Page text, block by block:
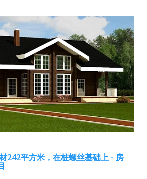
242平方米，在桩螺丝基础上 - 房